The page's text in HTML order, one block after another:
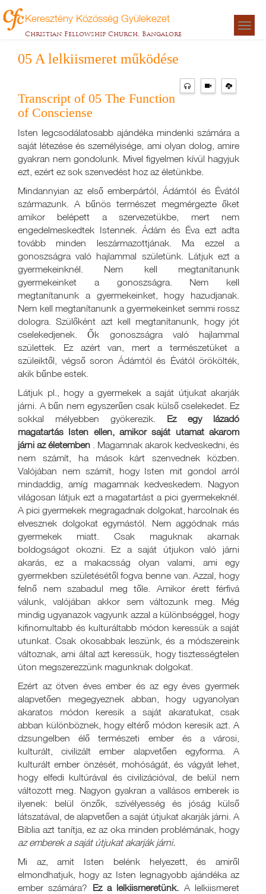
Keresztény Közösség Gyülekezet
Christian Fellowship Church, Bangalore
05 A lelkiismeret működése
Transcript of 05 The Function
of Consciense
Isten legcsodálatosabb ajándéka mindenki számára a
saját létezése és személyisége, ami olyan dolog, amire
gyakran nem gondolunk. Mivel figyelmen kívül hagyjuk
ezt, ezért ez sok szenvedést hoz az életünkbe.
Mindannyian az első emberpártól, Ádámtól és Évától
származunk. A bűnös természet megmérgezte őket
amikor belépett a szervezetükbe, mert nem
engedelmeskedtek Istennek. Ádám és Éva ezt adta
tovább minden leszármazottjának. Ma ezzel a
gonoszságra való hajlammal születünk. Látjuk ezt a
gyermekeinknél. Nem kell megtanítanunk
gyermekeinket a gonoszságra. Nem kell
megtanítanunk a gyermekeinket, hogy hazudjanak.
Nem kell megtanítanunk a gyermekeinket semmi rossz
dologra. Szülőként azt kell megtanítanunk, hogy jót
cselekedjenek. Ők gonoszságra való hajlammal
születtek. Ez azért van, mert a természetüket a
szüleiktől, végső soron Ádámtól és Évától örökölték,
akik bűnbe estek.
Látjuk pl., hogy a gyermekek a saját útjukat akarják
járni. A bűn nem egyszerűen csak külső cselekedet. Ez
sokkal mélyebben gyökerezik. Ez egy lázadó
magatartás Isten ellen, amikor saját utamat akarom
járni az életemben . Magamnak akarok kedveskedni, és
nem számít, ha mások kárt szenvednek közben.
Valójában nem számít, hogy Isten mit gondol arról
mindaddig, amíg magamnak kedveskedem. Nagyon
világosan látjuk ezt a magatartást a pici gyermekeknél.
A pici gyermekek megragadnak dolgokat, harcolnak és
elvesznek dolgokat egymástól. Nem aggódnak más
gyermekek miatt. Csak maguknak akarnak
boldogságot okozni. Ez a saját útjukon való járni
akarás, ez a makacsság olyan valami, ami egy
gyermekben születésétől fogva benne van. Azzal, hogy
felnő nem szabadul meg tőle. Amikor érett férfivá
válunk, valójában akkor sem változunk meg. Még
mindig ugyanazok vagyunk azzal a különbséggel, hogy
kifinomultabb és kulturáltabb módon keressük a saját
utunkat. Csak okosabbak leszünk, és a módszereink
változnak, ami által azt keressük, hogy tisztességtelen
úton megszerezzünk magunknak dolgokat.
Ezért az ötven éves ember és az egy éves gyermek
alapvetően megegyeznek abban, hogy ugyanolyan
akaratos módon keresik a saját akaratukat, csak
abban különböznek, hogy eltérő módon keresik azt. A
dzsungelben élő természeti ember és a városi,
kulturált, civilizált ember alapvetően egyforma. A
kulturált ember önzését, mohóságát, és vágyát lehet,
hogy elfedi kultúrával és civilizációval, de belül nem
változott meg. Nagyon gyakran a vallásos emberek is
ilyenek: belül önzők, szívélyesség és jóság külső
látszatával, de alapvetően a saját útjukat akarják járni. A
Biblia azt tanítja, ez az oka minden problémának, hogy
az emberek a saját útjukat akarják járni.
Mi az, amit Isten belénk helyezett, és amiről
elmondhatjuk, hogy az Isten legnagyobb ajándéka az
ember számára? Ez a lelkiismeretünk. A lelkiismeret